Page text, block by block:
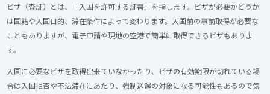
ビザ（査証）とは、「入国を許可する証書」を指します。ビザが必要かどうか
は国籍や入国目的、滞在条件によって変わります。入国前の事前取得が必要な
こともありますが、電子申請や現地の空港で簡単に取得できるビザもありま
す。
入国に必要なビザを取得出来ていなかったり、ビザの有効期限が切れている場
合は入国拒否や不法滞在にあたり、強制送還の対象になる可能性もあるので気